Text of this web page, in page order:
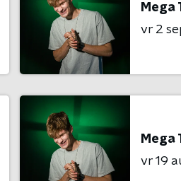
Mega
vr 2
Mega
vr 19